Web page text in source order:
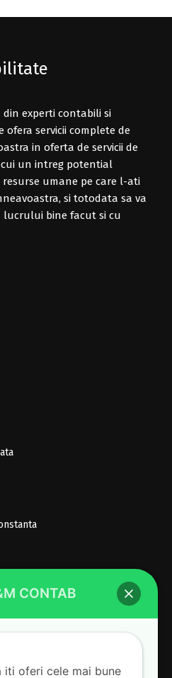
experti contabili si
ofera servicii complete de
in oferta de servicii de
un intreg potential
umane pe care l-ati
si totodata sa va
bine facut si cu
CONTAB
iti oferi cele mai bune